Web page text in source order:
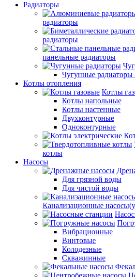
Радиаторы
радиаторы
радиаторы
панельные радиаторы
Чугунные
Котлы отопления
Котлы
Котлы напольные
Котлы настенные
Двухконтурные
Одноконтурные
котлы
Насосы
Для грязной воды
Для чистой воды
Канализационные
Вибрационные
Винтовые
Колодезные
Скважинные